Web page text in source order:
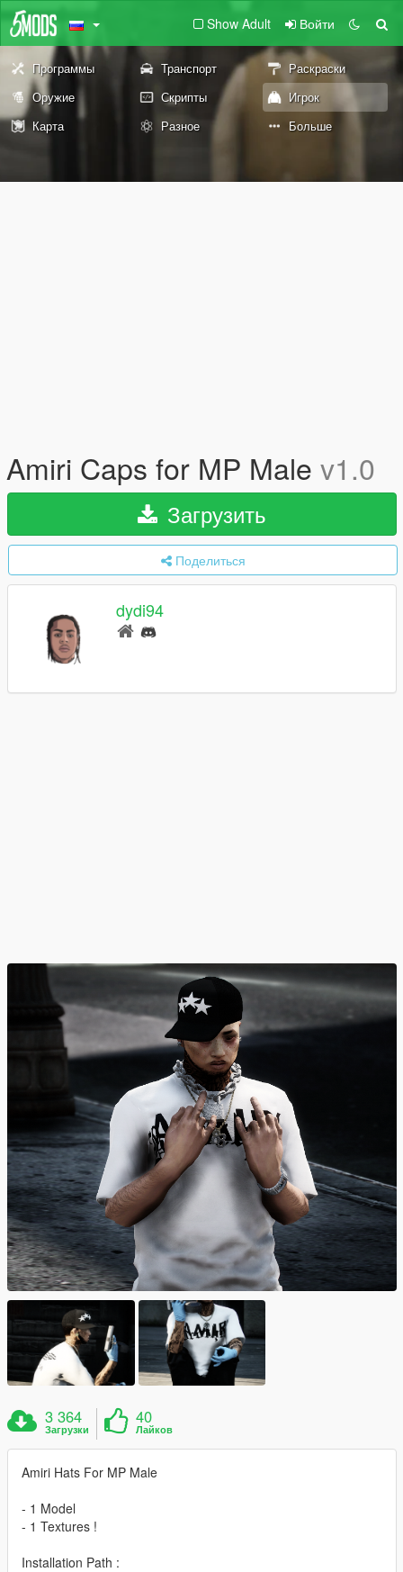
Show Adult Войти
Программы Транспорт
Раскраски
Оружие
Скрипты
Игрок
Карта
Разное Больше
Amiri Caps for MP Male v1.0
Загрузить
Поделиться
dydi94
3 364
Загрузки
40
Лайков
Amiri Hats For MP Male
- 1 Model
- 1 Textures !
Installation Path :